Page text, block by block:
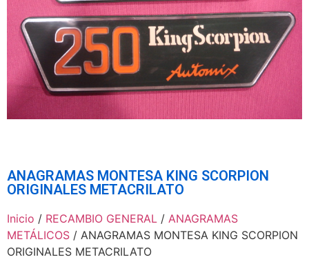
ANAGRAMAS MONTESA KING SCORPION
ORIGINALES METACRILATO
Inicio / RECAMBIO GENERAL / ANAGRAMAS
METÁLICOS / ANAGRAMAS MONTESA KING SCORPION
ORIGINALES METACRILATO